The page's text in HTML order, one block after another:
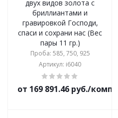
двух видов золота с
бриллиантами и
гравировкой Господи,
спаси и сохрани нас (Вес
пары 11 гр.)
Проба: 585, 750, 925
Артикул: i6040
от 169 891.46 руб./